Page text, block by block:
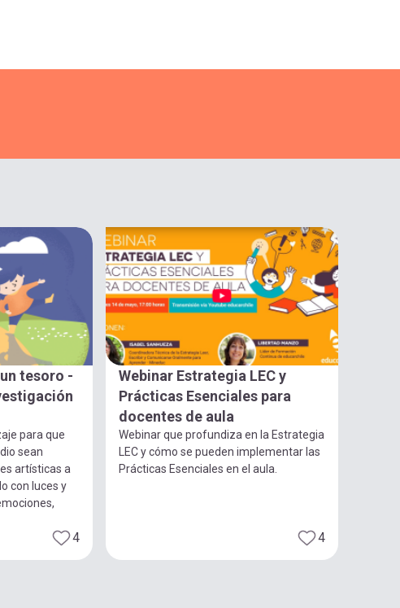
tesoro -
para que
sean
artísticas a
con luces y
4
Webinar Estrategia LEC y
Prácticas Esenciales para
docentes de aula
Webinar que profundiza en la Estrategia
LEC y cómo se pueden implementar las
Prácticas Esenciales en el aula.
4